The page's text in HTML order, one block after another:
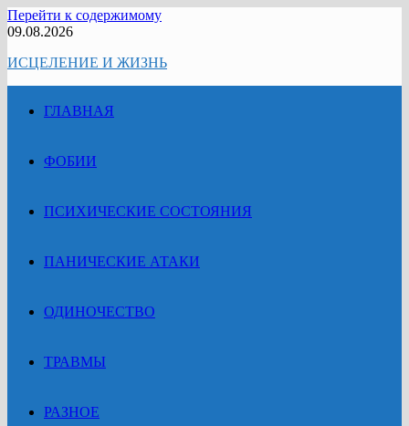
Перейти к содержимому
09.08.2026
ИСЦЕЛЕНИЕ И ЖИЗНЬ
ГЛАВНАЯ
ФОБИИ
ПСИХИЧЕСКИЕ СОСТОЯНИЯ
ПАНИЧЕСКИЕ АТАКИ
ОДИНОЧЕСТВО
ТРАВМЫ
РАЗНОЕ